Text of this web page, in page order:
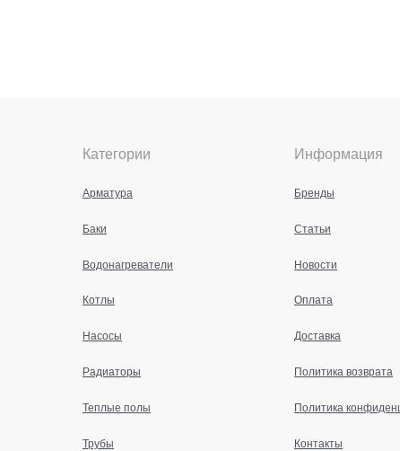
Категории
Арматура
Баки
Водонагреватели
Котлы
Насосы
Радиаторы
Теплые полы
Трубы
Информация
Бренды
Статьи
Новости
Оплата
Доставка
Политика возврата
Политика
Контакты